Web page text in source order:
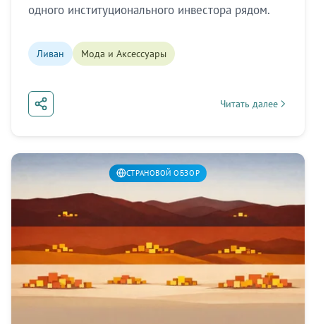
одного институционального инвестора рядом.
Ливан Мода и Аксессуары
Читать далее
about Ливан:
СТРАНОВОЙ ОБЗОР